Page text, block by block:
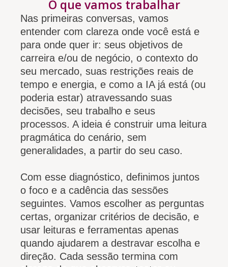
O que vamos trabalhar
Nas primeiras conversas, vamos
entender com clareza onde você está e
para onde quer ir: seus objetivos de
carreira e/ou de negócio, o contexto do
seu mercado, suas restrições reais de
tempo e energia, e como a IA já está (ou
poderia estar) atravessando suas
decisões, seu trabalho e seus
processos. A ideia é construir uma leitura
pragmática do cenário, sem
generalidades, a partir do seu caso.
Com esse diagnóstico, definimos juntos
o foco e a cadência das sessões
seguintes. Vamos escolher as perguntas
certas, organizar critérios de decisão, e
usar leituras e ferramentas apenas
quando ajudarem a destravar escolha e
direção. Cada sessão termina com